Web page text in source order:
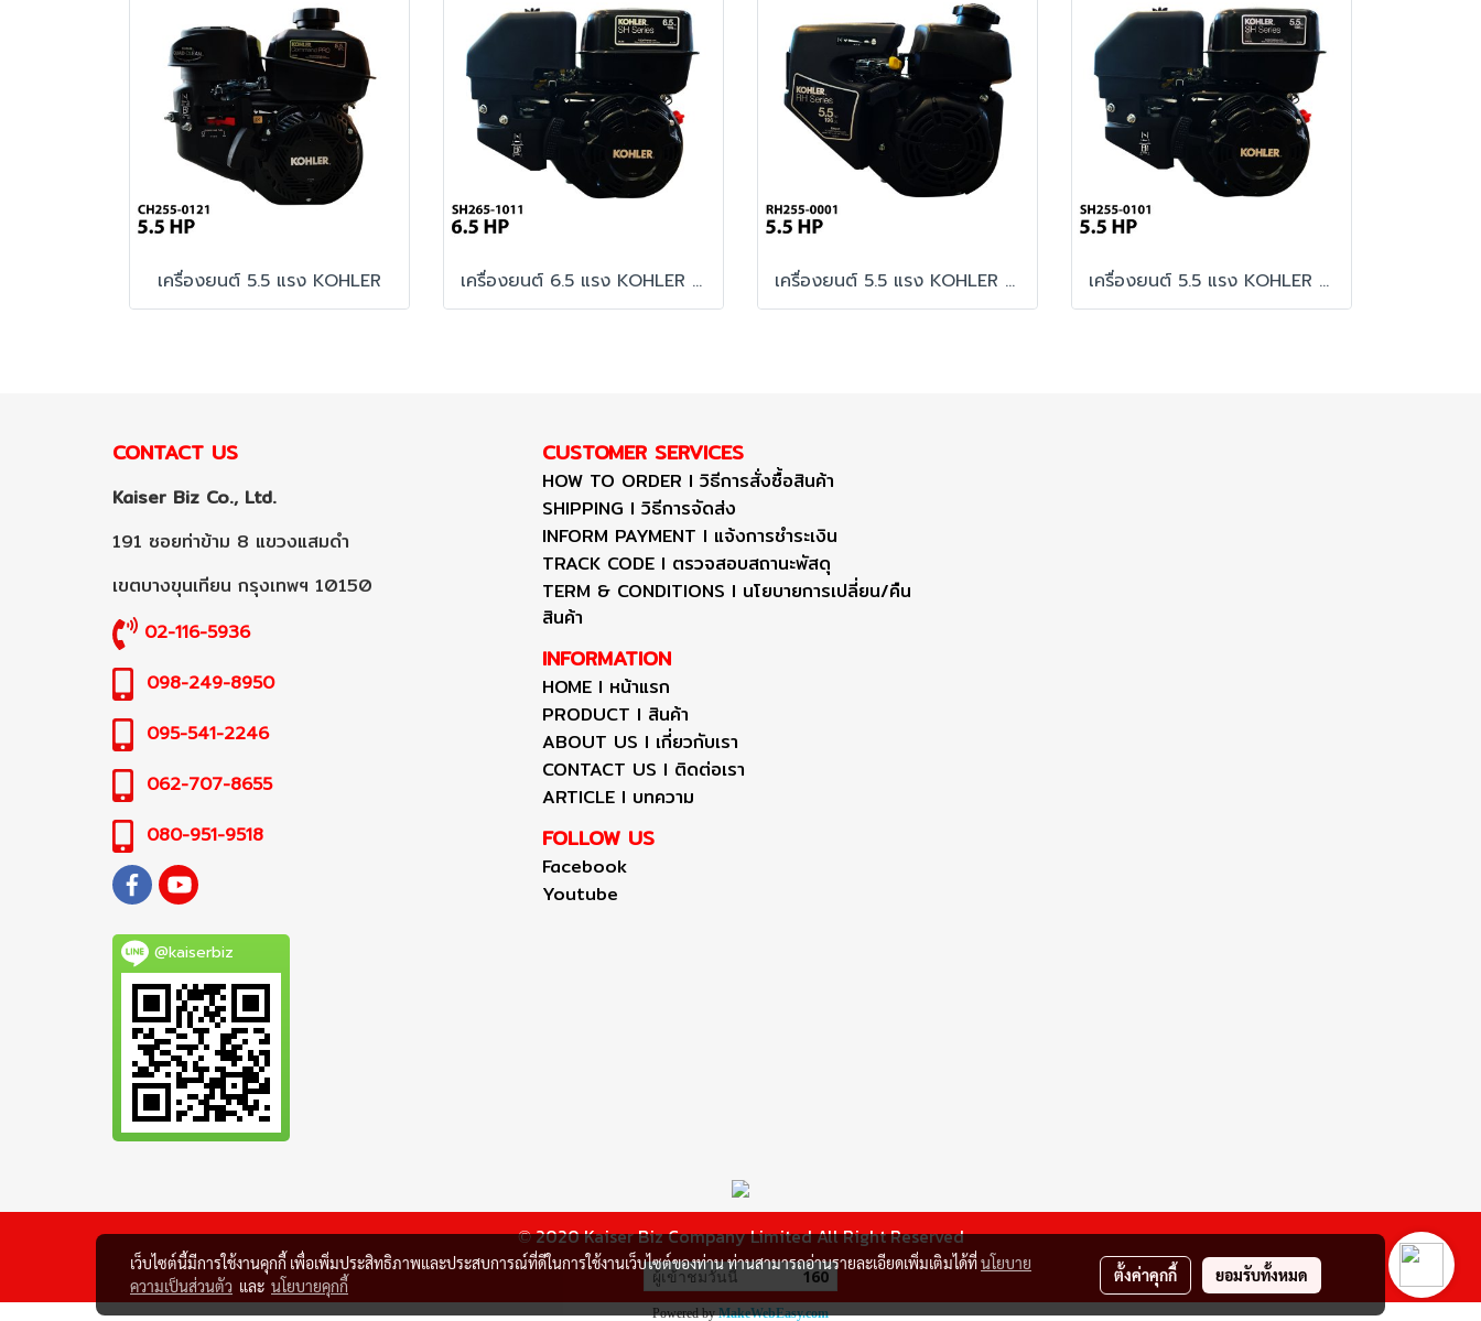
เครื่องยนต์ 5.5 แรง KOHLER เครื่องยนต์ 6.5 แรง KOHLER SH Series เครื่องยนต์ 5.5 แรง KOHLER RH Series เครื่องยนต์ 5.5 แรง KOHLER SH Series
CONTACT US
Kaiser Biz Co., Ltd.
191 ซอยท่าข้าม 8 แขวงแสมดำ
เขตบางขุนเทียน กรุงเทพฯ 10150
02-116-5936
098-249-8950
095-541-2246
062-707-8655
080-951-9518
@kaiserbiz
CUSTOMER SERVICES
HOW TO ORDER I วิธีการสั่งซื้อสินค้า
SHIPPING I วิธีการจัดส่ง
INFORM PAYMENT I แจ้งการชำระเงิน
TRACK CODE I ตรวจสอบสถานะพัสดุ
TERM & CONDITIONS I นโยบายการเปลี่ยน/คืน
สินค้า
INFORMATION
HOME I หน้าแรก
PRODUCT I สินค้า
ABOUT US I เกี่ยวกับเรา
CONTACT US I ติดต่อเรา
ARTICLE I บทความ
FOLLOW US
Facebook
Youtube
©2020 Kaiser Biz Company Limited All Right Reserved
ผู้เข้าชมวันนี้ 160
Powered byMakeWebEasy.com
เว็บไซต์นี้มีการใช้งานคุกกี้ เพื่อเพิ่มประสิทธิภาพและประสบการณ์ที่ดีในการใช้งานเว็บไซต์ของท่าน ท่านสามารถอ่านรายละเอียดเพิ่มเติมได้ที่นโยบาย
ความเป็นส่วนตัว และ นโยบายคุกกี้
ตั้งค่าคุกกี้ ยอมรับทั้งหมด